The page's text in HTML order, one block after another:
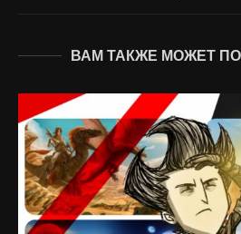
ВАМ ТАКЖЕ МОЖЕТ